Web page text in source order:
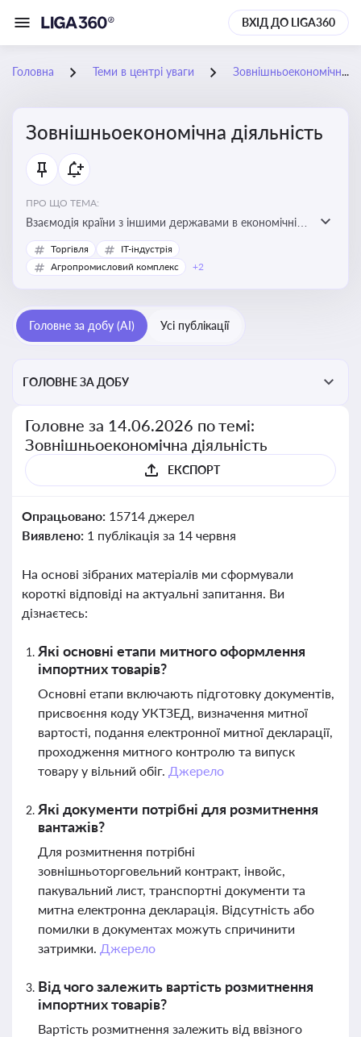
ВХІД ДО LIGA360
Головна Теми в центрі уваги Зовнішньоекономічна діяльність
Зовнішньоекономічна діяльність
ПРО ЩО ТЕМА:
Взаємодія країни з іншими державами в економічній
сфері, включаючи експорт та імпорт товарів і послуг,
міжнародні фінансові операції, інвестиції, торгівлю,
Торгівля
IT-індустрія
Агропромисловий комплекс
+2
Головне за добу (AI) Усі публікації
ГОЛОВНЕ ЗА ДОБУ
Головне за 14.06.2026 по темі:
Зовнішньоекономічна діяльність
ЕКСПОРТ
Опрацьовано: 15714 джерел
Виявлено: 1 публікація за 14 червня
На основі зібраних матеріалів ми сформували
короткі відповіді на актуальні запитання. Ви
дізнаєтесь:
Які основні етапи митного оформлення
імпортних товарів?
Основні етапи включають підготовку документів,
присвоєння коду УКТЗЕД, визначення митної
вартості, подання електронної митної декларації,
проходження митного контролю та випуск
товару у вільний обіг. Джерело
Які документи потрібні для розмитнення
вантажів?
Для розмитнення потрібні
зовнішньоторговельний контракт, інвойс,
пакувальний лист, транспортні документи та
митна електронна декларація. Відсутність або
помилки в документах можуть спричинити
затримки. Джерело
Від чого залежить вартість розмитнення
імпортних товарів?
Вартість розмитнення залежить від ввізного